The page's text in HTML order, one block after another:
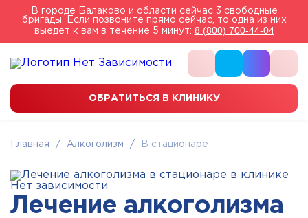
В городе Балаково и области сейчас 3 свободные
бригады. Если позвоните прямо сейчас, то одна из них
выедет к вам в течение 5 минут: 8 (800) 700-44-04
ОБРАТИТЬСЯ В КЛИНИКУ
Главная / Алкоголизм / В стационаре
Лечение алкоголизма